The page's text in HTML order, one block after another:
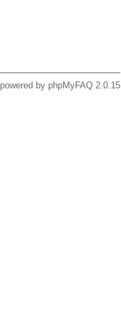
powered by phpMyFAQ 2.0.15